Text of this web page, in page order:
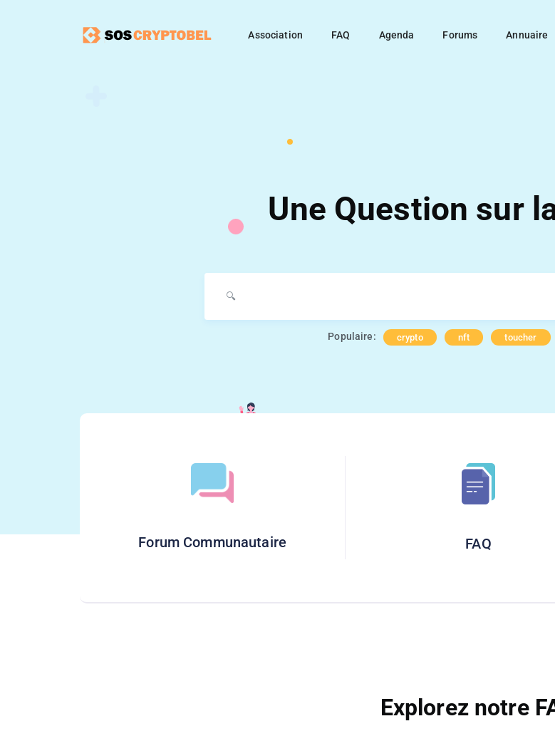
Association FAQ Agenda Forums Annuaire
Une Question sur
Populaire: crypto nft toucher
Forum Communautaire FAQ
Explorez notre